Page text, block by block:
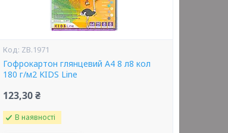
ZB.1971
Гофрокартон глянцевий А4 8 л8 кол
180 г/м2 KIDS Line
123,30 ₴
В наявності